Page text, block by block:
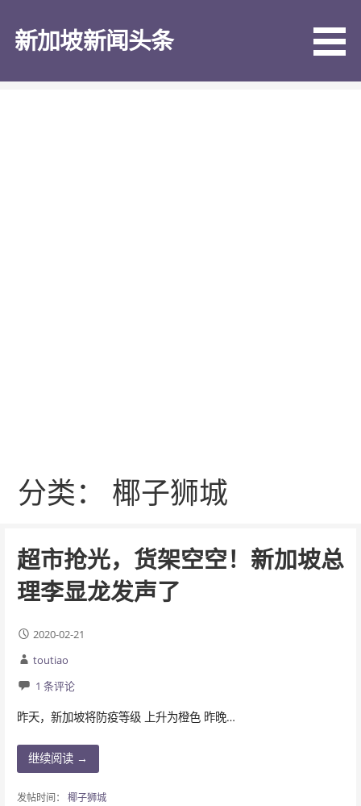
新加坡新闻头条
分类： 椰子狮城
超市抢光，货架空空！新加坡总
理李显龙发声了
2020-02-21
toutiao
1 条评论
昨天，新加坡将防疫等级 上升为橙色 昨晚…
继续阅读 →
发帖时间： 椰子狮城